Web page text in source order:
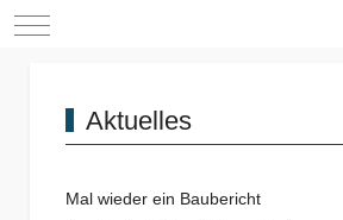
Mobile Menu Toggle
Aktuelles
Mal wieder ein Baubericht